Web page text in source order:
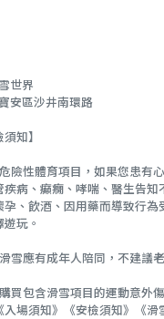
世界
安區沙井南環路
知】
險性體育項目，如果您患有
疾病、癲癇、哮喘、醫生告知
孕、飲酒、因用藥而導致行為
玩。
雪應有成年人陪同，不建議
買包含滑雪項目的運動意外
入場須知》《安檢須知》《滑